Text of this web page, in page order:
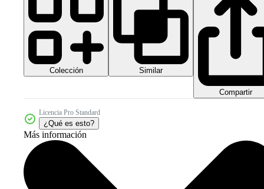
Colección Similar
Compartir
Licencia Pro Standard
¿Qué es esto?
Más información